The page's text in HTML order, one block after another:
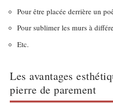
Pour être placée derrière un
Pour sublimer les murs à
Etc.
Les avantages
pierre de parement